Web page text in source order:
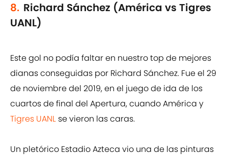
8. Richard Sánchez (América vs Tigres
UANL)
Este gol no podía faltar en nuestro top de mejores
dianas conseguidas por Richard Sánchez. Fue el 29
de noviembre del 2019, en el juego de ida de los
cuartos de final del Apertura, cuando América y
Tigres UANL se vieron las caras.
Un pletórico Estadio Azteca vio una de las pinturas